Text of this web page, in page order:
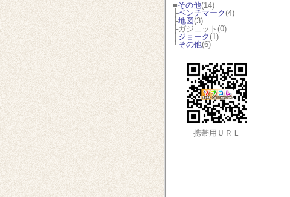
■その他(14)
├ベンチマーク (4)
├地図 (3)
├ガジェット(0)
├ジョーク (1)
└その他(6)
携帯用ＵＲＬ